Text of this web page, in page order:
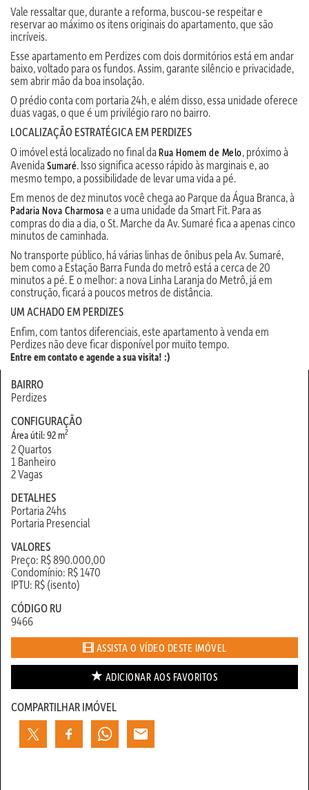
Vale ressaltar que, durante a reforma, buscou-se respeitar e
reservar ao máximo os itens originais do apartamento, que são
incríveis.
Esse apartamento em Perdizes com dois dormitórios está em andar
baixo, voltado para os fundos. Assim, garante silêncio e privacidade,
sem abrir mão da boa insolação.
O prédio conta com portaria 24h, e além disso, essa unidade oferece
duas vagas, o que é um privilégio raro no bairro.
LOCALIZAÇÃO ESTRATÉGICA EM PERDIZES
O imóvel está localizado no final da Rua Homem de Melo, próximo à
Avenida Sumaré. Isso significa acesso rápido às marginais e, ao
mesmo tempo, a possibilidade de levar uma vida a pé.
Em menos de dez minutos você chega ao Parque da Água Branca, à
Padaria Nova Charmosa e a uma unidade da Smart Fit. Para as
compras do dia a dia, o St. Marche da Av. Sumaré fica a apenas cinco
minutos de caminhada.
No transporte público, há várias linhas de ônibus pela Av. Sumaré,
bem como a Estação Barra Funda do metrô está a cerca de 20
minutos a pé. E o melhor: a nova Linha Laranja do Metrô, já em
construção, ficará a poucos metros de distância.
UM ACHADO EM PERDIZES
Enfim, com tantos diferenciais, este apartamento à venda em
Perdizes não deve ficar disponível por muito tempo.
Entre em contato e agende a sua visita! :)
BAIRRO
Perdizes
CONFIGURAÇÃO
Área útil: 92 m2
2 Quartos
1 Banheiro
2 Vagas
DETALHES
Portaria 24hs
Portaria Presencial
VALORES
Preço: R$ 890.000,00
Condomínio: R$ 1470
IPTU: R$ (isento)
CÓDIGO RU
9466
ASSISTA O VÍDEO DESTE IMÓVEL
ADICIONAR AOS FAVORITOS
COMPARTILHAR IMÓVEL